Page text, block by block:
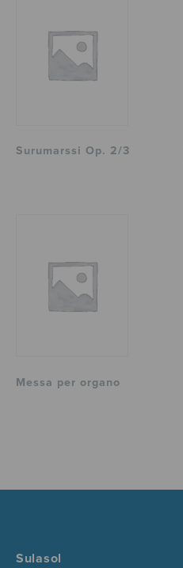
Surumarssi Op. 2/3
Messa per organo
Sulasol